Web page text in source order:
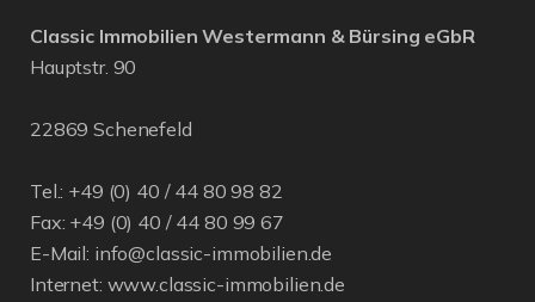
Classic Immobilien Westermann & Bürsing eGbR
Hauptstr. 90
22869 Schenefeld
Tel.: +49 (0) 40 / 44 80 98 82
Fax: +49 (0) 40 / 44 80 99 67
E-Mail: info@classic-immobilien.de
Internet: www.classic-immobilien.de